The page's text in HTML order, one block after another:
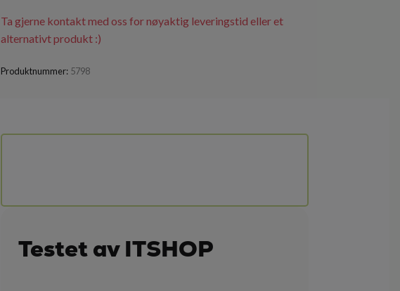
Ta gjerne kontakt med oss for nøyaktig leveringstid eller et
alternativt produkt :)
Produktnummer: 5798
Testet av ITSHOP